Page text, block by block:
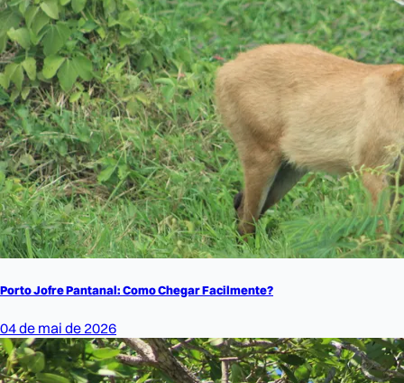
Porto Jofre Pantanal: Como Chegar Facilmente?
04 de mai de 2026